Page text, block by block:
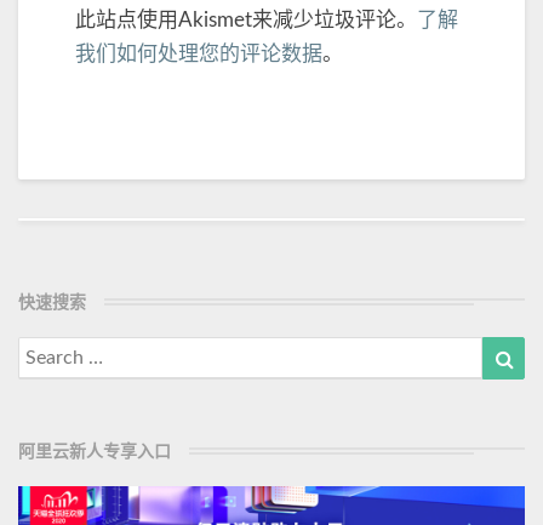
此站点使用Akismet来减少垃圾评论。
了解
我们如何处理您的评论数据。
快速搜索
Search
for:
阿里云新人专享入口